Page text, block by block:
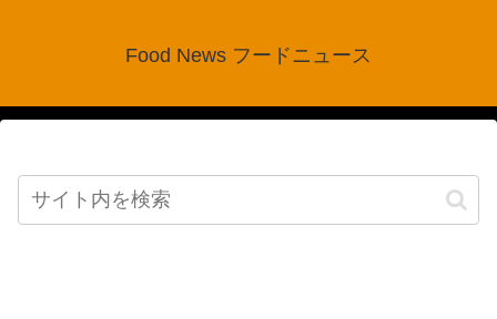
Food News フードニュース